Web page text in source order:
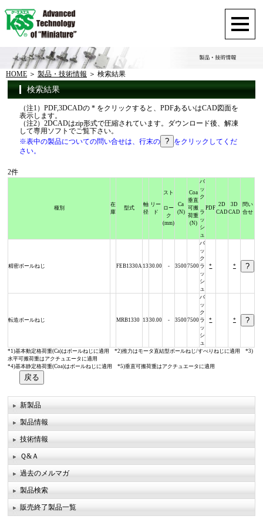
HOME 製品・技術情報 検索結果
検索結果
（注1）PDF,3DCADの * をクリックすると、PDFあるいはCAD図面を
表示します。
（注2）2DCADはzip形式で圧縮されています。ダウンロード後、解凍
して専用ソフトでご覧下さい。
※表中の製品についての問い合せは、行末の
をクリックしてくだ
さい。
2件
*1)基本動定格荷重(Ca)はボールねじに適用 *2)推力はモータ直結型ボールねじ/すべりねじに適用 *3)
水平可搬荷重はアクチュエータに適用
*4)基本静定格荷重(Coa)はボールねじに適用 *5)垂直可搬荷重はアクチュエータに適用
種別
在
庫
型式
軸
径
リー
ド
スト
ロー
ク
(mm)
Ca
(N)
Coa
垂直
可搬
荷重
(N)
バ
ッ
ク
ラ
ッ
シ
ュ
PDF
2D
CAD
3D
CAD
問い
合せ
精密ボールねじ FEB1330A 13 30.00 - 35007500
バ
ッ
ク
ラ
ッ
シ
ュ
* *
転造ボールねじ MRB1330 13 30.00 - 35007500
バ
ッ
ク
ラ
ッ
シ
ュ
* *
新製品
製品情報
技術情報
Ｑ&Ａ
過去のメルマガ
製品検索
販売終了製品一覧